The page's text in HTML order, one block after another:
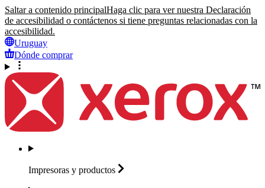
Saltar a contenido principalHaga clic para ver nuestra Declaración
de accesibilidad o contáctenos si tiene preguntas relacionadas con la
accesibilidad.
Uruguay
Dónde comprar
Impresoras y productos